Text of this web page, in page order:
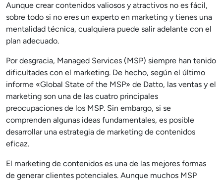
Aunque crear contenidos valiosos y atractivos no es fácil,
sobre todo si no eres un experto en marketing y tienes una
mentalidad técnica, cualquiera puede salir adelante con el
plan adecuado.
Por desgracia, Managed Services (MSP) siempre han tenido
dificultades con el marketing. De hecho, según el último
informe «Global State of the MSP» de Datto, las ventas y el
marketing son una de las cuatro principales
preocupaciones de los MSP. Sin embargo, si se
comprenden algunas ideas fundamentales, es posible
desarrollar una estrategia de marketing de contenidos
eficaz.
El marketing de contenidos es una de las mejores formas
de generar clientes potenciales. Aunque muchos MSP